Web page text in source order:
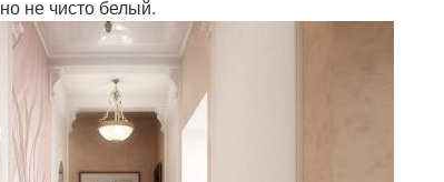
не чисто белый.